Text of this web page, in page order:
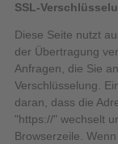
SSL-
Diese Seite nutzt
der Übertragung
Anfragen, die Sie
Verschlüsselung.
daran, dass die
"https://" wechselt
Browserzeile.